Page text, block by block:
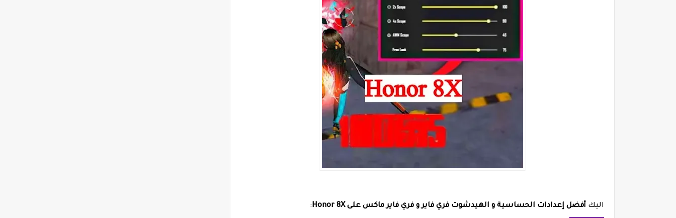
اليك أفضل إعدادات الحساسية و الهيدشوت فري فاير و فري فاير ماكس على Honor 8X :